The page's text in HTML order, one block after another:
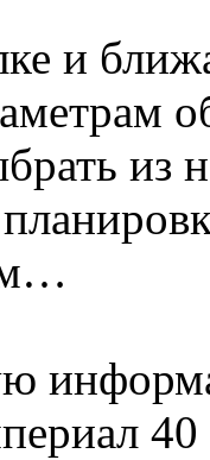
и
из
40